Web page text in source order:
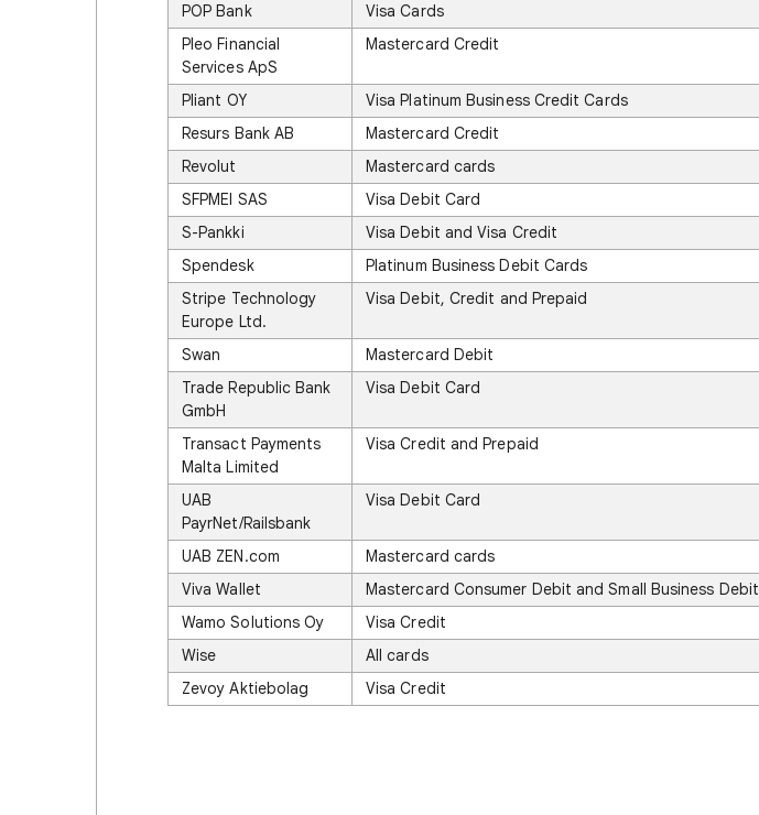
POP Bank
Visa Cards
Pleo Financial
Services ApS
Mastercard Credit
Pliant OY
Visa Platinum Business Credit Cards
Resurs Bank AB
Mastercard Credit
Revolut
Mastercard cards
SFPMEI SAS
Visa Debit Card
S-Pankki
Visa Debit and Visa Credit
Spendesk
Platinum Business Debit Cards
Stripe Technology
Europe Ltd.
Visa Debit, Credit and Prepaid
Swan
Mastercard Debit
Trade Republic Bank
GmbH
Visa Debit Card
Transact Payments
Malta Limited
Visa Credit and Prepaid
UAB
PayrNet/Railsbank
Visa Debit Card
UAB ZEN.com
Mastercard cards
Viva Wallet
Mastercard Consumer Debit and Small Business Debit
Wamo Solutions Oy
Visa Credit
Wise
All cards
Zevoy Aktiebolag
Visa Credit